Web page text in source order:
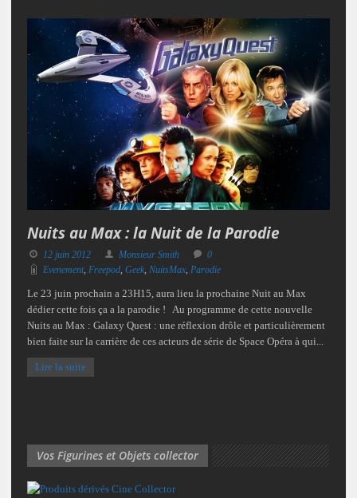
Nuits au Max : la Nuit de la Parodie
12 juin 2012 Monsieur Smith
0
Evenement, Freepod, Geek, NuitsMax, Parodie
Le 23 juin prochain a 23H15, aura lieu la prochaine Nuit au Max
dédier cette fois ça a la parodie ! Au programme de cette nouvelle
Nuits au Max : Galaxy Quest : une réflexion drôle et particulièrement
bien faite sur la carrière de ces acteurs de série de Space Opéra à qui...
Lire la suite
Vos Figurines et Objets collector